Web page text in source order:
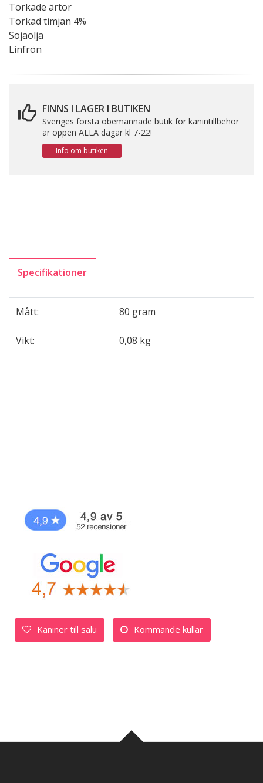
Torkade ärtor
Torkad timjan 4%
Sojaolja
Linfrön
FINNS I LAGER I BUTIKEN
Sveriges första obemannade butik för kanintillbehör
är öppen ALLA dagar kl 7-22!
Info om butiken
Specifikationer
Mått: 80 gram
Vikt: 0,08 kg
Kaniner till salu Kommande kullar